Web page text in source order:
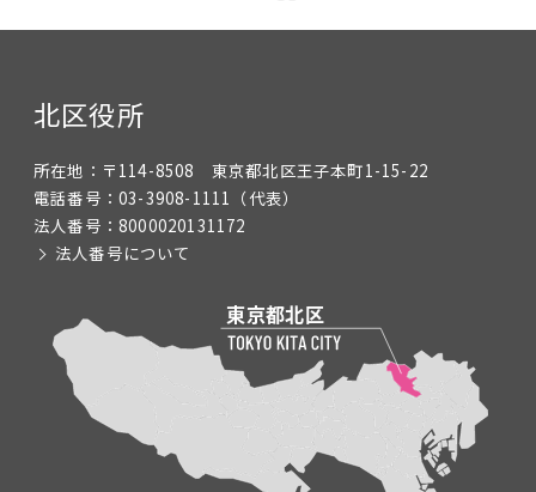
北区役所
所在地： 〒114-8508 東京都北区王子本町1-15-22
電話番号： 03-3908-1111 （代表）
法人番号： 8000020131172
法人番号について